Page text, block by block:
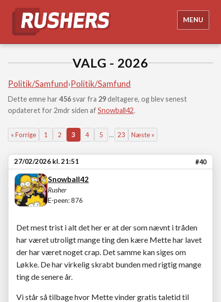
MENU
VALG - 2026
Politik/Samfund›Politik/Samfund
Dette emne har 456svar fra 29deltagere, og blev senest
opdateret for 2mdr siden afSnowball42.
« Forrige 1 2 3 4 5 … 23 Næste »
27/02/2026 kl. 21:51 #40
Snowball42
Rusher
E-peen: 876
Det mest trist i alt det her er at der som nævnt i tråden
har været utroligt mange ting den kære Mette har lavet
der har været noget crap. Det samme kan siges om
Løkke. De har virkelig skrabt bunden med rigtig mange
ting de senere år.
Vi står så tilbage hvor Mette vinder gratis taletid til